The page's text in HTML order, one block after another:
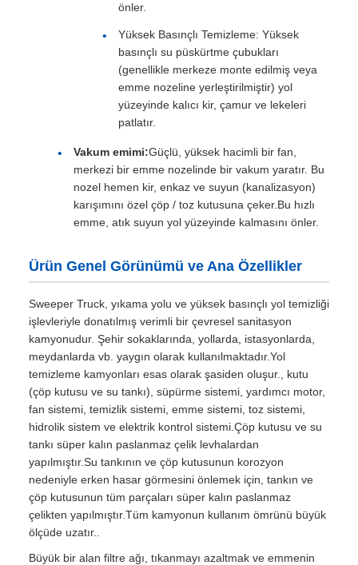
önler.
Yüksek Basınçlı Temizleme: Yüksek
basınçlı su püskürtme çubukları
(genellikle merkeze monte edilmiş veya
emme nozeline yerleştirilmiştir) yol
yüzeyinde kalıcı kir, çamur ve lekeleri
patlatır.
Vakum emimi:Güçlü, yüksek hacimli bir fan,
merkezi bir emme nozelinde bir vakum yaratır. Bu
nozel hemen kir, enkaz ve suyun (kanalizasyon)
karışımını özel çöp / toz kutusuna çeker.Bu hızlı
emme, atık suyun yol yüzeyinde kalmasını önler.
Ürün Genel Görünümü ve Ana Özellikler
Sweeper Truck, yıkama yolu ve yüksek basınçlı yol temizliği
işlevleriyle donatılmış verimli bir çevresel sanitasyon
kamyonudur. Şehir sokaklarında, yollarda, istasyonlarda,
meydanlarda vb. yaygın olarak kullanılmaktadır.Yol
temizleme kamyonları esas olarak şasiden oluşur., kutu
(çöp kutusu ve su tankı), süpürme sistemi, yardımcı motor,
fan sistemi, temizlik sistemi, emme sistemi, toz sistemi,
hidrolik sistem ve elektrik kontrol sistemi.Çöp kutusu ve su
tankı süper kalın paslanmaz çelik levhalardan
yapılmıştır.Su tankının ve çöp kutusunun korozyon
nedeniyle erken hasar görmesini önlemek için, tankın ve
çöp kutusunun tüm parçaları süper kalın paslanmaz
çelikten yapılmıştır.Tüm kamyonun kullanım ömrünü büyük
ölçüde uzatır..
Büyük bir alan filtre ağı, tıkanmayı azaltmak ve emmenin